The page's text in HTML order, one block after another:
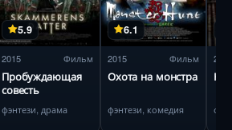
5.9
2015 Фильм
Пробуждающая
совесть
фэнтези, драма
6.1
2015 Фильм
Охота на монстра
фэнтези, комедия
2015